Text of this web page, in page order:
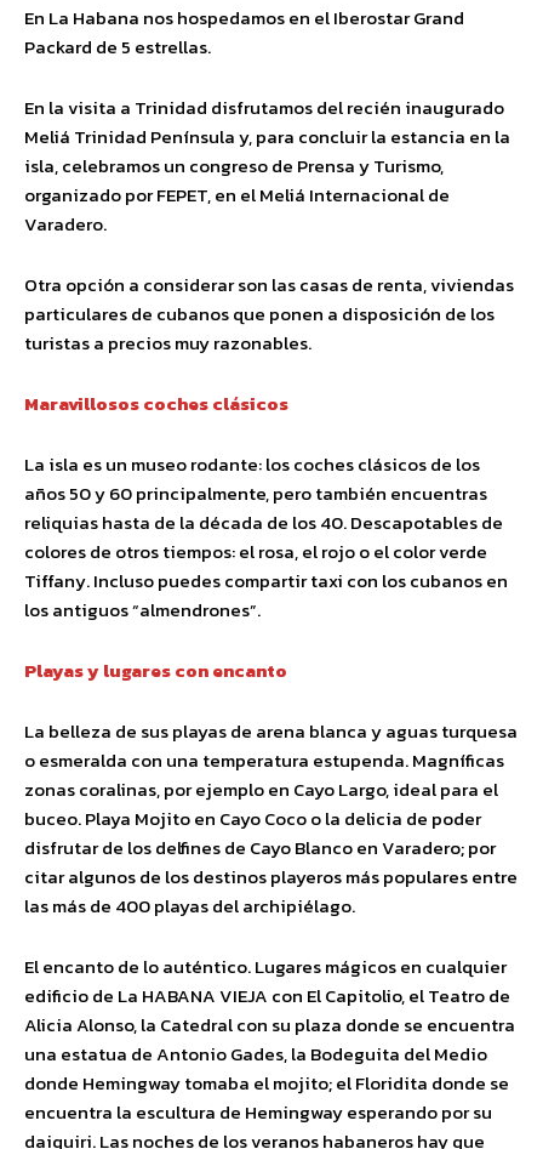
En La Habana nos hospedamos en el Iberostar Grand
Packard de 5 estrellas.
En la visita a Trinidad disfrutamos del recién inaugurado
Meliá Trinidad Península y, para concluir la estancia en la
isla, celebramos un congreso de Prensa y Turismo,
organizado por FEPET, en el Meliá Internacional de
Varadero.
Otra opción a considerar son las casas de renta, viviendas
particulares de cubanos que ponen a disposición de los
turistas a precios muy razonables.
Maravillosos coches clásicos
La isla es un museo rodante: los coches clásicos de los
años 50 y 60 principalmente, pero también encuentras
reliquias hasta de la década de los 40. Descapotables de
colores de otros tiempos: el rosa, el rojo o el color verde
Tiffany. Incluso puedes compartir taxi con los cubanos en
los antiguos “almendrones”.
Playas y lugares con encanto
La belleza de sus playas de arena blanca y aguas turquesa
o esmeralda con una temperatura estupenda. Magníficas
zonas coralinas, por ejemplo en Cayo Largo, ideal para el
buceo. Playa Mojito en Cayo Coco o la delicia de poder
disfrutar de los delfines de Cayo Blanco en Varadero; por
citar algunos de los destinos playeros más populares entre
las más de 400 playas del archipiélago.
El encanto de lo auténtico. Lugares mágicos en cualquier
edificio de La HABANA VIEJA con El Capitolio, el Teatro de
Alicia Alonso, la Catedral con su plaza donde se encuentra
una estatua de Antonio Gades, la Bodeguita del Medio
donde Hemingway tomaba el mojito; el Floridita donde se
encuentra la escultura de Hemingway esperando por su
daiquiri. Las noches de los veranos habaneros hay que